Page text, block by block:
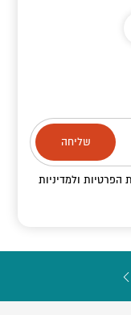
הפרטיות ולמדיניות